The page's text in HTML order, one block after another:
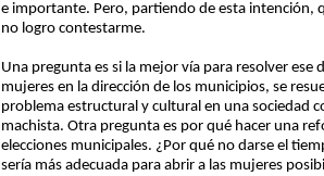
e importante. Pero, partiendo de esta intención,
no logro contestarme.
Una pregunta es si la mejor vía para resolver
mujeres en la dirección de los municipios, se
problema estructural y cultural en una sociedad
machista. Otra pregunta es por qué hacer una
elecciones municipales. ¿Por qué no darse el
sería más adecuada para abrir a las mujeres